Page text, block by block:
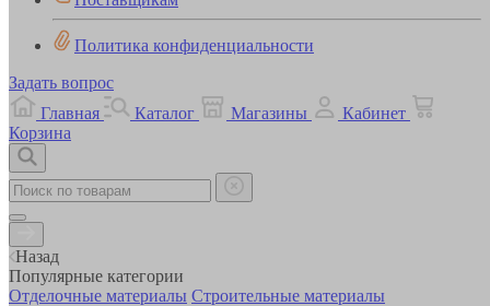
Политика конфиденциальности
Задать вопрос
Главная
Каталог Магазины
Кабинет
Корзина
Назад
Популярные категории
Отделочные материалы Строительные материалы